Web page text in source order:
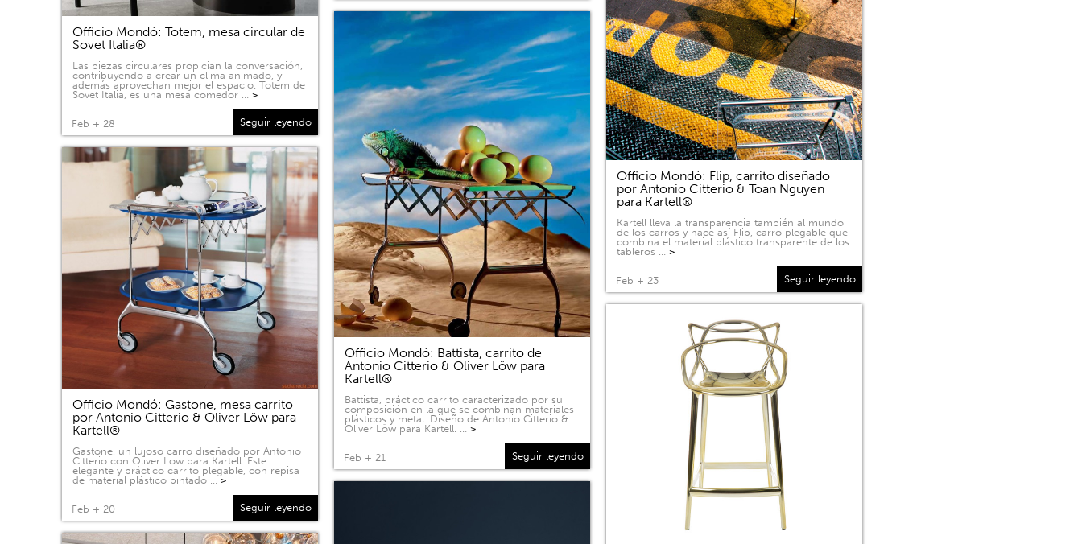
Officio Mondó: Totem, mesa circular de
Sovet Italia®
Las piezas circulares propician la conversación,
contribuyendo a crear un clima animado, y
además aprovechan mejor el espacio. Totem de
Sovet Italia, es una mesa comedor … >
Feb + 28 Seguir leyendo
Officio Mondó: Flip, carrito diseñado
por Antonio Citterio & Toan Nguyen
para Kartell®
Kartell lleva la transparencia también al mundo
de los carros y nace así Flip, carro plegable que
combina el material plástico transparente de los
tableros … >
Feb + 23 Seguir leyendo
Officio Mondó: Battista, carrito de
Antonio Citterio & Oliver Löw para
Kartell®
Battista, práctico carrito caracterizado por su
composición en la que se combinan materiales
plásticos y metal. Diseño de Antonio Citterio &
Oliver Löw para Kartell. … >
Feb + 21 Seguir leyendo
Officio Mondó: Gastone, mesa carrito
por Antonio Citterio & Oliver Löw para
Kartell®
Gastone, un lujoso carro diseñado por Antonio
Citterio con Oliver Low para Kartell. Este
elegante y práctico carrito plegable, con repisa
de material plástico pintado …>
Feb + 20 Seguir leyendo